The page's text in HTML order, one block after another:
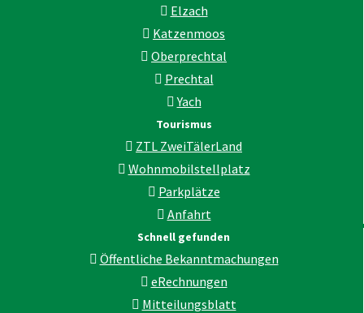
Elzach
Katzenmoos
Oberprechtal
Prechtal
Yach
Tourismus
ZTL ZweiTälerLand
Wohnmobilstellplatz
Parkplätze
Anfahrt
Schnell gefunden
Öffentliche Bekanntmachungen
eRechnungen
Mitteilungsblatt